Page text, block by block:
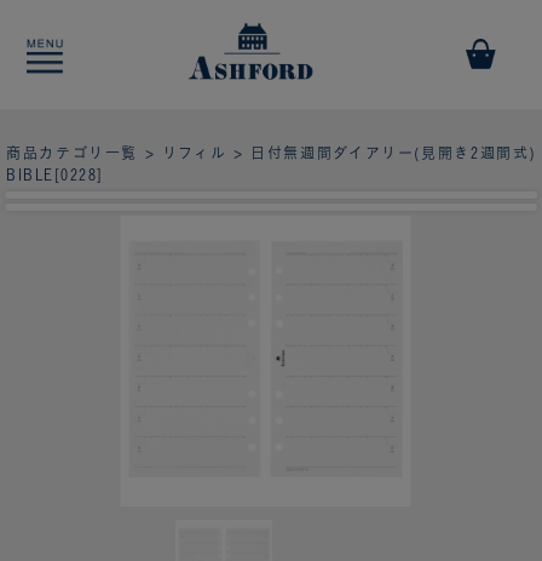
商品カテゴリ一覧 > リフィル
> 日付無週間ダイアリー(見開き2週間式)
BIBLE[0228]